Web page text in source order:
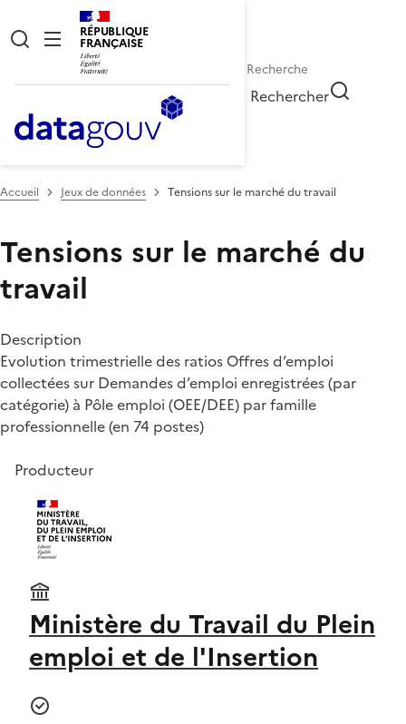
RÉPUBLIQUE
FRANÇAISE
Rechercher
Accueil Jeux de données Tensions sur le marché du travail
Tensions sur le marché du
travail
Description
Evolution trimestrielle des ratios Offres d’emploi
collectées sur Demandes d’emploi enregistrées (par
catégorie) à Pôle emploi (OEE/DEE) par famille
professionnelle (en 74 postes)
Producteur
Ministère du Travail du Plein
emploi et de l'Insertion